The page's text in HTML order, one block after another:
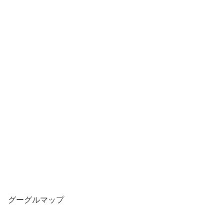
グーグルマップ